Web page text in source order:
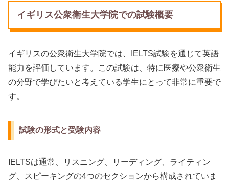
イギリス公衆衛生大学院での試験概要
イギリスの公衆衛生大学院では、IELTS試験を通じて英語
能力を評価しています。この試験は、特に医療や公衆衛生
の分野で学びたいと考えている学生にとって非常に重要で
す。
試験の形式と受験内容
IELTSは通常、リスニング、リーディング、ライティン
グ、スピーキングの4つのセクションから構成されていま